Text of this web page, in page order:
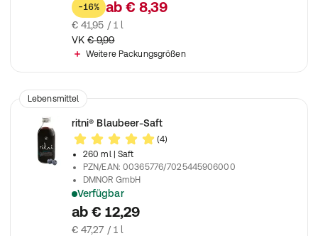
Natürlicher Energieboost* aus der Kaktusfeige – unterstützt
-16% ab € 8,39
€ 41,95 / 1 l
VK € 9,99
Weitere Packungsgrößen
Lebensmittel
ritni® Blaubeer-Saft
(4)
260 ml
| Saft
PZN/EAN:00365776/7025445906000
DMNOR GmbH
Verfügbar
Reich an Vitamin C, Eisen und Magnesium
ab € 12,29
€ 47,27 / 1 l